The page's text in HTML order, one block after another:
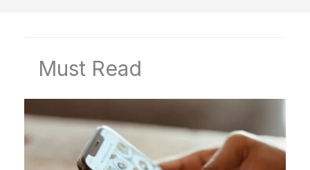
Must Read